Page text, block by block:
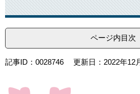
ページ内目次
記事ID：0028746 更新日：2022年12